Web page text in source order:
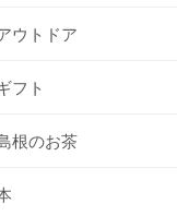
ウトドア
フト
根のお茶